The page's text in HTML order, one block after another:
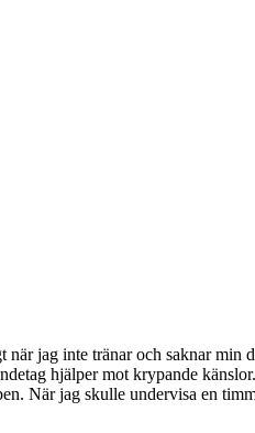
jag inte tränar och saknar
hjälper mot krypande
När jag skulle undervisa en